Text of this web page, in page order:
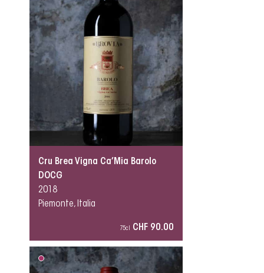
Cru Brea Vigna Ca’Mia Barolo
DOCG
2018
Piemonte, Italia
75cl CHF 90.00